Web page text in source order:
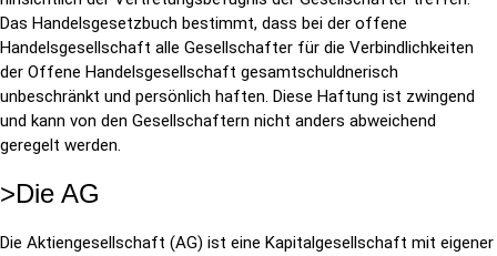
Das Handelsgesetzbuch bestimmt, dass bei der offene
Handelsgesellschaft alle Gesellschafter für die Verbindlichkeiten
der Offene Handelsgesellschaft gesamtschuldnerisch
unbeschränkt und persönlich haften. Diese Haftung ist zwingend
und kann von den Gesellschaftern nicht anders abweichend
geregelt werden.
>Die AG
Die Aktiengesellschaft (AG) ist eine Kapitalgesellschaft mit eigener